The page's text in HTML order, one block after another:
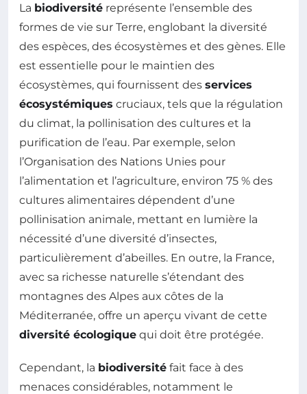
La biodiversité représente l’ensemble des
formes de vie sur Terre, englobant la diversité
des espèces, des écosystèmes et des gènes. Elle
est essentielle pour le maintien des
écosystèmes, qui fournissent des services
écosystémiques cruciaux, tels que la régulation
du climat, la pollinisation des cultures et la
purification de l’eau. Par exemple, selon
l’Organisation des Nations Unies pour
l’alimentation et l’agriculture, environ 75 % des
cultures alimentaires dépendent d’une
pollinisation animale, mettant en lumière la
nécessité d’une diversité d’insectes,
particulièrement d’abeilles. En outre, la France,
avec sa richesse naturelle s’étendant des
montagnes des Alpes aux côtes de la
Méditerranée, offre un aperçu vivant de cette
diversité écologique qui doit être protégée.
Cependant, la biodiversité fait face à des
menaces considérables, notamment le